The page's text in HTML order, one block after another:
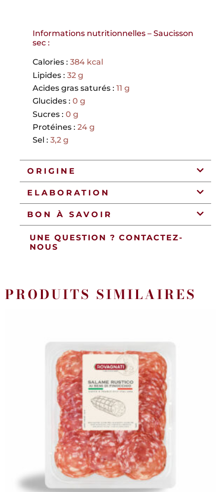
Informations nutritionnelles – Saucisson
sec :
Calories : 384 kcal
Lipides : 32 g
Acides gras saturés : 11 g
Glucides : 0 g
Sucres : 0 g
Protéines : 24 g
Sel : 3,2 g
ORIGINE
ELABORATION
BON À SAVOIR
UNE QUESTION ? CONTACTEZ-
NOUS
PRODUITS SIMILAIRES